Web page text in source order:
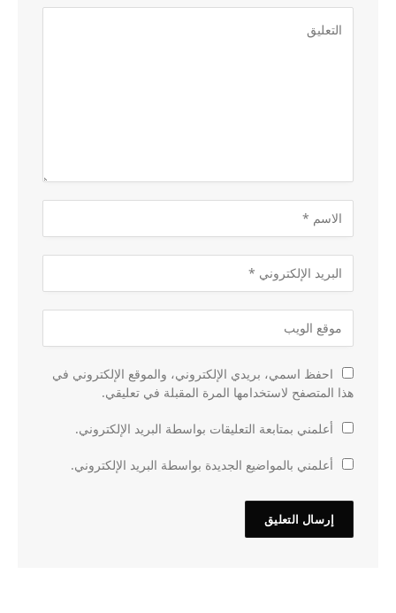
احفظ اسمي، بريدي الإلكتروني، والموقع الإلكتروني في
هذا المتصفح لاستخدامها المرة المقبلة في تعليقي.
أعلمني بمتابعة التعليقات بواسطة البريد الإلكتروني.
أعلمني بالمواضيع الجديدة بواسطة البريد الإلكتروني.